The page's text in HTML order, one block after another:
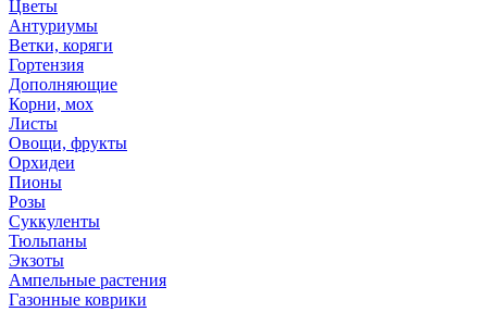
Цветы
Антуриумы
Ветки, коряги
Гортензия
Дополняющие
Корни, мох
Листы
Овощи, фрукты
Орхидеи
Пионы
Розы
Суккуленты
Тюльпаны
Экзоты
Ампельные растения
Газонные коврики